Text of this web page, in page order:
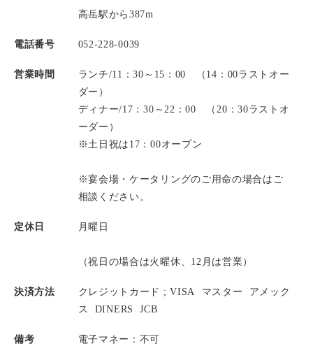
高岳駅から387m
電話番号 052-228-0039
営業時間
ランチ/11：30～15：00 （14：00ラストオー
ダー）
ディナー/17：30～22：00 （20：30ラストオ
ーダー）
※土日祝は17：00オープン
※宴会場・ケータリングのご用命の場合はご
相談ください。
定休日 月曜日
（祝日の場合は火曜休、12月は営業）
決済方法 クレジットカード ; VISA マスター
アメック
ス
DINERS JCB
備考
電子マネー：不可